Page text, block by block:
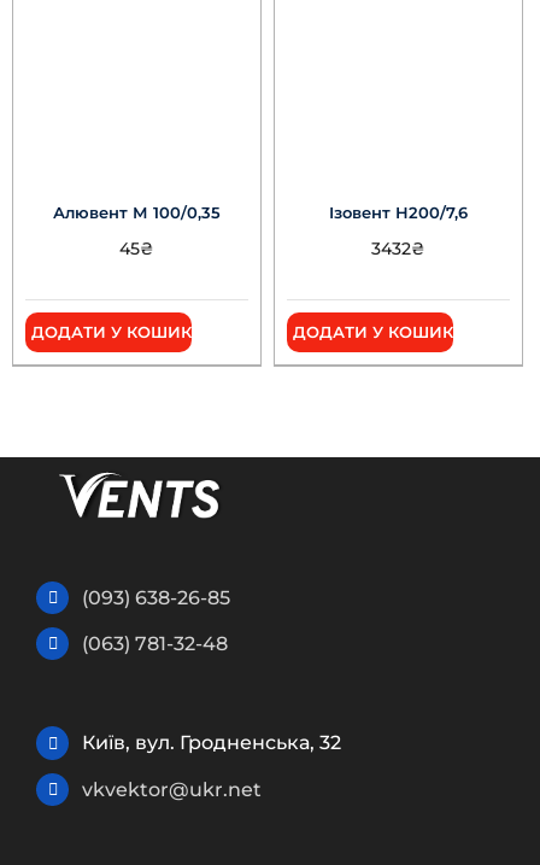
Алювент М 100/0,35
45₴
ДОДАТИ У КОШИК
Ізовент Н200/7,6
3432₴
ДОДАТИ У КОШИК
(093) 638-26-85
(063) 781-32-48
Київ, вул. Гродненська, 32
vkvektor@ukr.net